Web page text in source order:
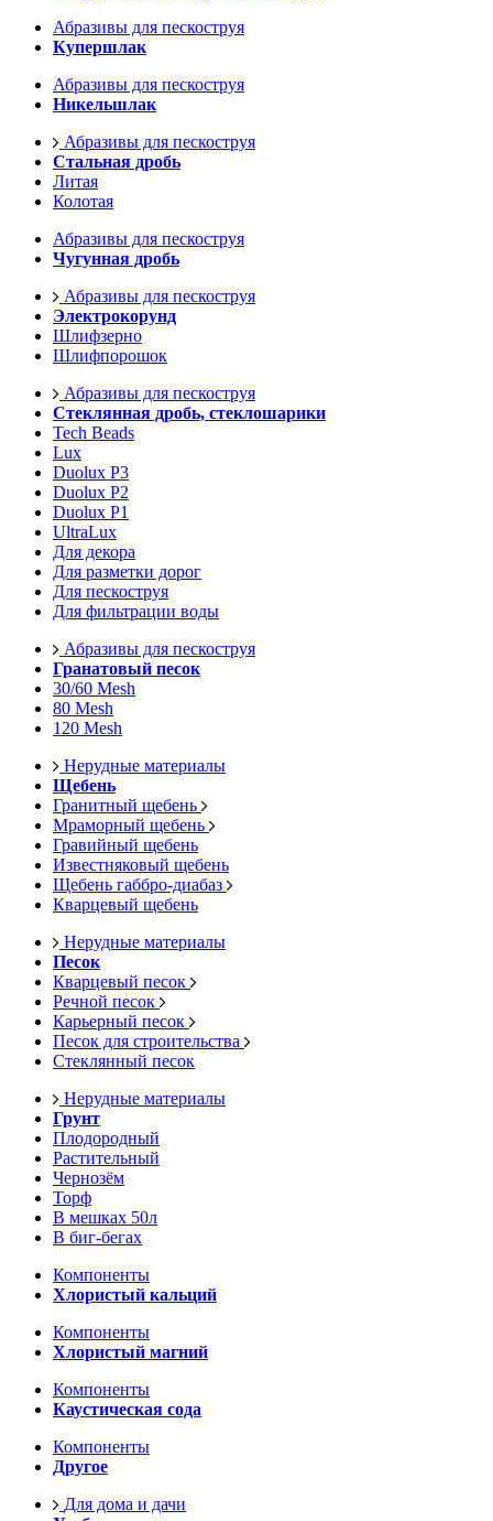
Абразивы для пескоструя
Купершлак
Абразивы для пескоструя
Никельшлак
Абразивы для пескоструя
Стальная дробь
Литая
Колотая
Абразивы для пескоструя
Чугунная дробь
Абразивы для пескоструя
Электрокорунд
Шлифзерно
Шлифпорошок
Абразивы для пескоструя
Стеклянная дробь, стеклошарики
Tech Beads
Lux
Duolux P3
Duolux P2
Duolux P1
UltraLux
Для декора
Для разметки дорог
Для пескоструя
Для фильтрации воды
Абразивы для пескоструя
Гранатовый песок
30/60 Mesh
80 Mesh
120 Mesh
Нерудные материалы
Щебень
Гранитный щебень
Мраморный щебень
Гравийный щебень
Известняковый щебень
Щебень габбро-диабаз
Кварцевый щебень
Нерудные материалы
Песок
Кварцевый песок
Речной песок
Карьерный песок
Песок для строительства
Стеклянный песок
Нерудные материалы
Грунт
Плодородный
Растительный
Чернозём
Торф
В мешках 50л
В биг-бегах
Компоненты
Хлористый кальций
Компоненты
Хлористый магний
Компоненты
Каустическая сода
Компоненты
Другое
Для дома и дачи